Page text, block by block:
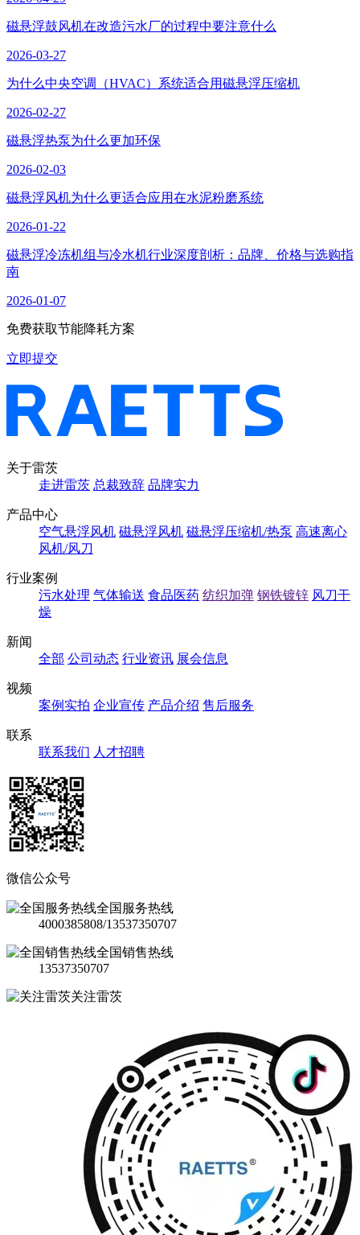
磁悬浮鼓风机在改造污水厂的过程中要注意什么
2026-03-27
为什么中央空调（HVAC）系统适合用磁悬浮压缩机
2026-02-27
磁悬浮热泵为什么更加环保
2026-02-03
磁悬浮风机为什么更适合应用在水泥粉磨系统
2026-01-22
磁悬浮冷冻机组与冷水机行业深度剖析：品牌、价格与选购指
南
2026-01-07
免费获取节能降耗方案
立即提交
关于雷茨
走进雷茨 总裁致辞 品牌实力
产品中心
空气悬浮风机 磁悬浮风机 磁悬浮压缩机/热泵 高速离心
风机/风刀
行业案例
污水处理 气体输送 食品医药 纺织加弹 钢铁镀锌 风刀干
燥
新闻
全部 公司动态 行业资讯 展会信息
视频
案例实拍 企业宣传 产品介绍 售后服务
联系
联系我们 人才招聘
微信公众号
全国服务热线
4000385808/13537350707
全国销售热线
13537350707
关注雷茨